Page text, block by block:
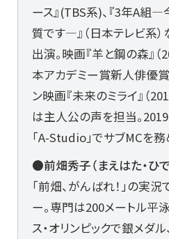
ース』(TBS系)、『3年A組
質です―』（日本テレビ系
出演。映画『羊と鋼の森』（
本アカデミー賞新人俳優
ン映画『未来のミライ』（
は主人公の声を担当。
「A-Studio」でサブMCを務
●前畑秀子（まえはた・ひで
「前畑、がんばれ！」の実
ー。専門は200メートル平
ス・オリンピックで銀メダ